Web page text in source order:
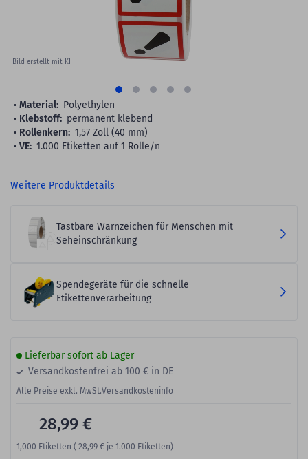
Bild erstellt mit KI
Material: Polyethylen
Klebstoff: permanent klebend
Rollenkern: 1,57 Zoll (40 mm)
VE: 1.000 Etiketten auf 1 Rolle/n
Weitere Produktdetails
Tastbare Warnzeichen für Menschen mit
Seheinschränkung
Spendegeräte für die schnelle
Etikettenverarbeitung
Lieferbar sofort ab Lager
Versandkostenfrei ab 100 € in DE
Alle Preise exkl. MwSt.Versandkosteninfo
28,99 €
1,000 Etiketten ( 28,99 € je 1.000 Etiketten)